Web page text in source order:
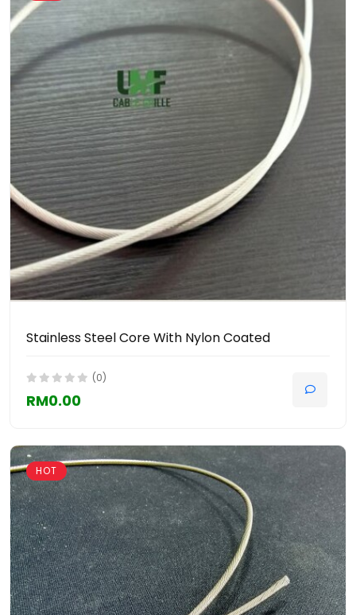
Stainless Steel Core With Nylon Coated
(0)
RM0.00
HOT